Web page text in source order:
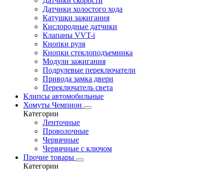
Датчики холостого хода
Катушки зажигания
Кислородные датчики
Клапаны VVT-i
Кнопки руля
Кнопки стеклоподъемника
Модули зажигания
Подрулевые переключатели
Привода замка двери
Переключатель света
Клипсы автомобильные
Хомуты Чемпион
Категории
Ленточные
Проволочные
Червячные
Червячные с ключом
Прочие товары
Категории